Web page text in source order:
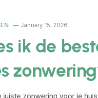
January 15, 2026
ik de
juiste zonwering voor je